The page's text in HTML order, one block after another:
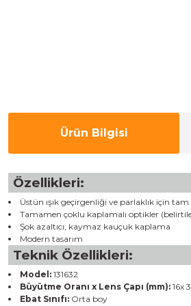
Ürün Bilgisi
Özellikleri:
Üstün ışık geçirgenliği ve parlaklık için
Tamamen çoklu kaplamalı optikler
Şok azaltıcı, kaymaz kauçuk kaplama
Modern tasarım
Teknik Özellikleri:
Model: 131632
Büyütme Oranı x Lens Çapı (mm): 16x
Ebat Sınıfı: Orta boy